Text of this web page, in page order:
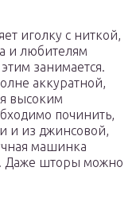
иголку с ниткой,
и любителям
занимается.
аккуратной,
высоким
починить,
и из джинсовой,
машинка
Даже шторы можно